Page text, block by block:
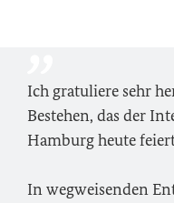
Ich gratuliere sehr
Bestehen, das der
Hamburg heute
In wegweisenden